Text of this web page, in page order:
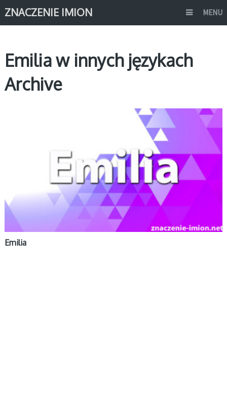
ZNACZENIE IMION MENU
Emilia w innych językach
Archive
Emilia